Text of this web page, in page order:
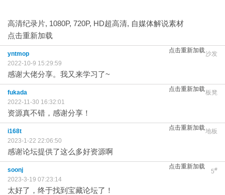
高清纪录片, 1080P, 720P, HD超高清, 自媒体解说素材
点击重新加载
点击重新加载沙发
yntmop
2022-10-9 15:29:59
感谢大佬分享。我又来学习了~
点击重新加载板凳
fukada
2022-11-30 16:32:01
资源真不错，感谢分享！
点击重新加载地板
i168t
2023-1-22 22:06:50
感谢论坛提供了这么多好资源啊
点击重新加载
5#
soonj
2023-3-19 07:23:14
太好了，终于找到宝藏论坛了！